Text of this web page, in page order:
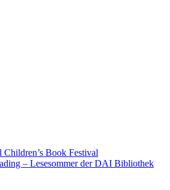
Children’s Book Festival
– Lesesommer der DAI Bibliothek